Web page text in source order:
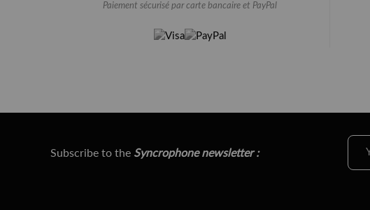
Paiement sécurisé par carte bancaire et PayPal
Subscribe to the Syncrophone newsletter :